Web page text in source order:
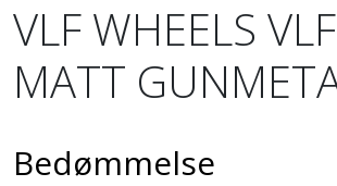
VLF WHEELS
MATT
Bedømmelse